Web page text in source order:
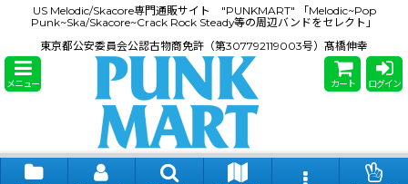
US Melodic/Skacore専門通販サイト "PUNKMART" 「Melodic~Pop
Punk~Ska/Skacore~Crack Rock Steady等の周辺バンドをセレクト」
東京都公安委員会公認古物商免許（第307792119003号）髙橋伸幸
メニュー カート ログイン